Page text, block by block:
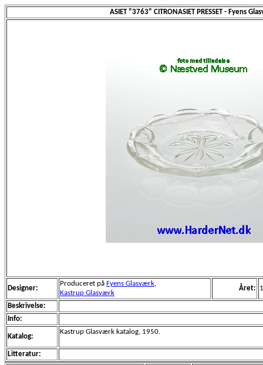
ASIET "3763" CITRONASIET PRESSET - Fyens
Designer:
Produceret på Fyens Glasværk,
Kastrup Glasværk
Året:
Beskrivelse:
Info:
Katalog:
Kastrup Glasværk katalog, 1950.
Litteratur: